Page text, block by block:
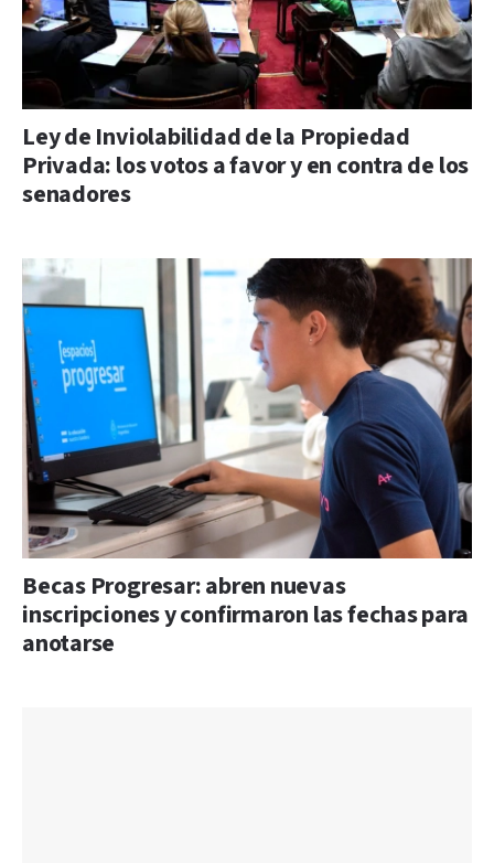
Ley de Inviolabilidad de la Propiedad
Privada: los votos a favor y en contra de los
senadores
Becas Progresar: abren nuevas
inscripciones y confirmaron las fechas para
anotarse